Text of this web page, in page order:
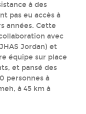
à des
pas eu accès à
années. Cette
avec
Jordan) et
équipe sur place
et pansé des
personnes à
à 45 km à